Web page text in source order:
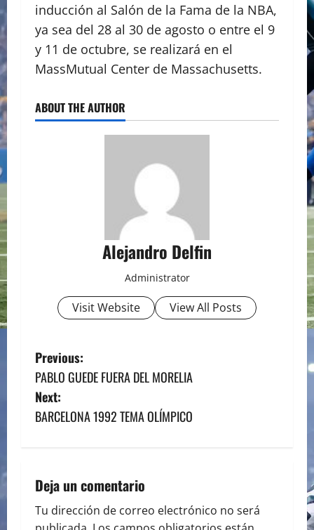
inducción al Salón de la Fama de la NBA,
ya sea del 28 al 30 de agosto o entre el 9
y 11 de octubre, se realizará en el
MassMutual Center de Massachusetts.
ABOUT THE AUTHOR
Alejandro Delfin
Administrator
Visit Website View All Posts
P
o
s
n
a
Previous:
PABLO GUEDE FUERA DEL MORELIA
Next:
BARCELONA 1992 TEMA OLÍMPICO
Deja un comentario
Tu dirección de correo electrónico no será